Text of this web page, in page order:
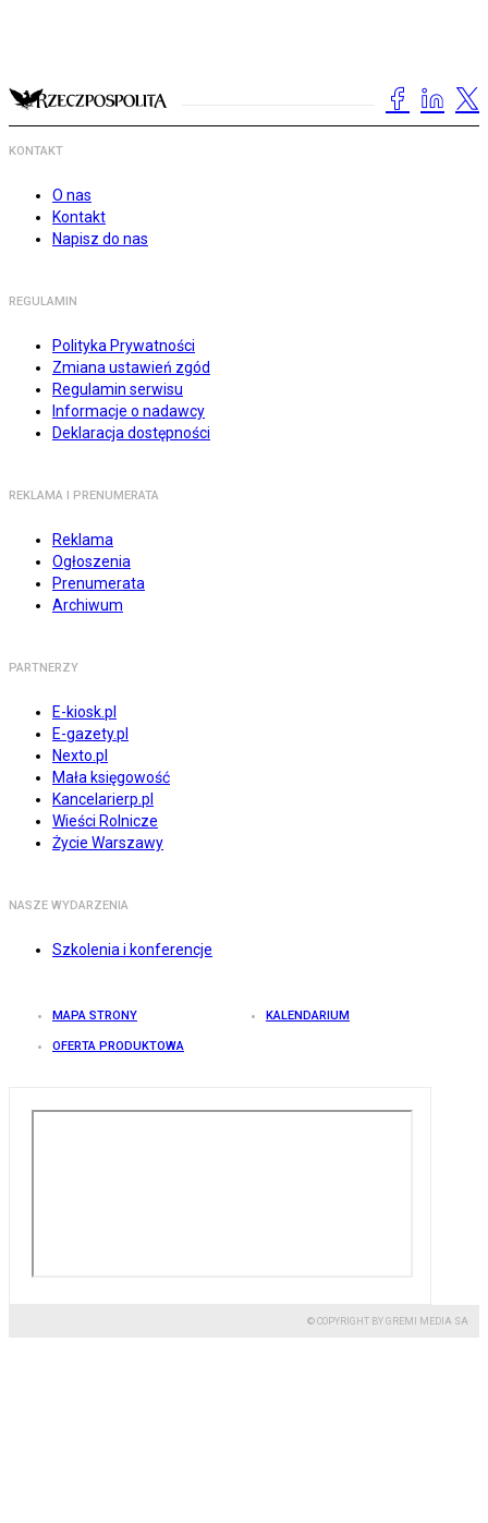
KONTAKT
O nas
Kontakt
Napisz do nas
REGULAMIN
Polityka Prywatności
Zmiana ustawień zgód
Regulamin serwisu
Informacje o nadawcy
Deklaracja dostępności
REKLAMA I PRENUMERATA
Reklama
Ogłoszenia
Prenumerata
Archiwum
PARTNERZY
E-kiosk.pl
E-gazety.pl
Nexto.pl
Mała księgowość
Kancelarierp.pl
Wieści Rolnicze
Życie Warszawy
NASZE WYDARZENIA
Szkolenia i konferencje
MAPA STRONY KALENDARIUM
OFERTA PRODUKTOWA
© COPYRIGHT BY GREMI MEDIA SA